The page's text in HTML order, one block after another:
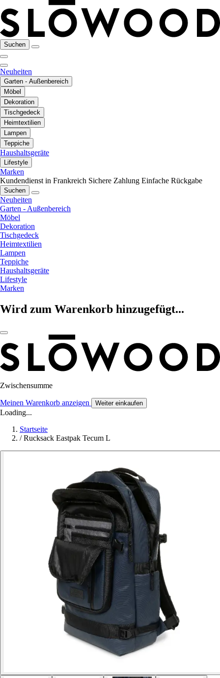
Suchen
Neuheiten
Garten - Außenbereich
Möbel
Dekoration
Tischgedeck
Heimtextilien
Lampen
Teppiche
Haushaltsgeräte
Lifestyle
Marken
Kundendienst in Frankreich Sichere Zahlung Einfache Rückgabe
Suchen
Neuheiten
Garten - Außenbereich
Möbel
Dekoration
Tischgedeck
Heimtextilien
Lampen
Teppiche
Haushaltsgeräte
Lifestyle
Marken
Wird zum Warenkorb hinzugefügt...
Zwischensumme
Meinen Warenkorb anzeigen Weiter einkaufen
Loading...
Startseite
/ Rucksack Eastpak Tecum L